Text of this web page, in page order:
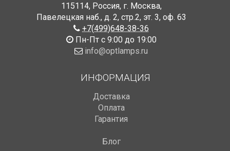
115114, Россия, г. Москва,
Павелецкая наб., д. 2, стр.2, эт. 3, оф. 63
+7(499)648-38-36
Пн-Пт с 9:00 до 19:00
info@optlamps.ru
ИНФОРМАЦИЯ
Доставка
Оплата
Гарантия
Блог